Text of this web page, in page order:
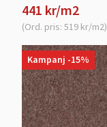
441 kr/m2
(Ord. pris: 519 kr/m2)
Kampanj -15%